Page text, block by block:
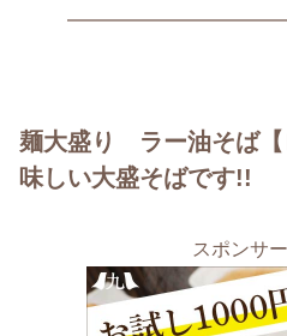
麺大盛り ラー油そば【
味しい大盛そばです!!
スポンサ